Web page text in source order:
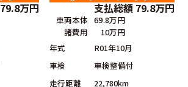
79.8万円 支払総額 79.8万円
車両本体 69.8万円
諸費用
10万円
年式
R01年10月
車検
車検整備付
走行距離
22,780km